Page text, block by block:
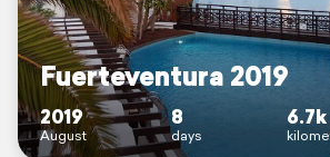
Fuerteventura 2019
2019
August
8
days
6.7k